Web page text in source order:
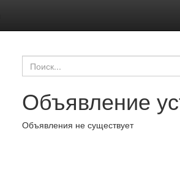
Объявление
Объявления не существует